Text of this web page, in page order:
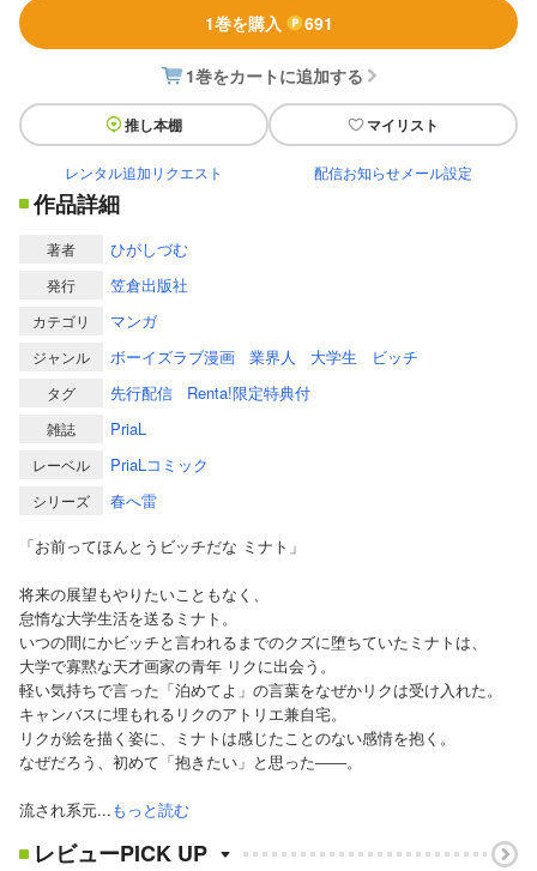
1巻を購入 691
1巻をカートに追加する
推し本棚 マイリスト
レンタル追加リクエスト 配信お知らせメール設定
作品詳細
著者 ひがしづむ
発行 笠倉出版社
カテゴリ マンガ
ジャンル ボーイズラブ漫画 業界人 大学生 ビッチ
タグ 先行配信 Renta!限定特典付
雑誌 PriaL
レーベル PriaLコミック
シリーズ
春へ雷
「お前ってほんとうビッチだな ミナト」
将来の展望もやりたいこともなく、
怠惰な大学生活を送るミナト。
いつの間にかビッチと言われるまでのクズに堕ちていたミナトは、
大学で寡黙な天才画家の青年 リクに出会う。
軽い気持ちで言った「泊めてよ」の言葉をなぜかリクは受け入れた。
キャンバスに埋もれるリクのアトリエ兼自宅。
リクが絵を描く姿に、ミナトは感じたことのない感情を抱く。
なぜだろう、初めて「抱きたい」と思った――。
流され系元...もっと読む
レビューPICK UP